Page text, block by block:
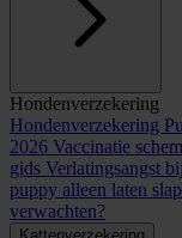
Hondenverzekering
Hondenverzekering
2026 Vaccinatie
gids Verlatingsangst
puppy alleen laten
verwachten?